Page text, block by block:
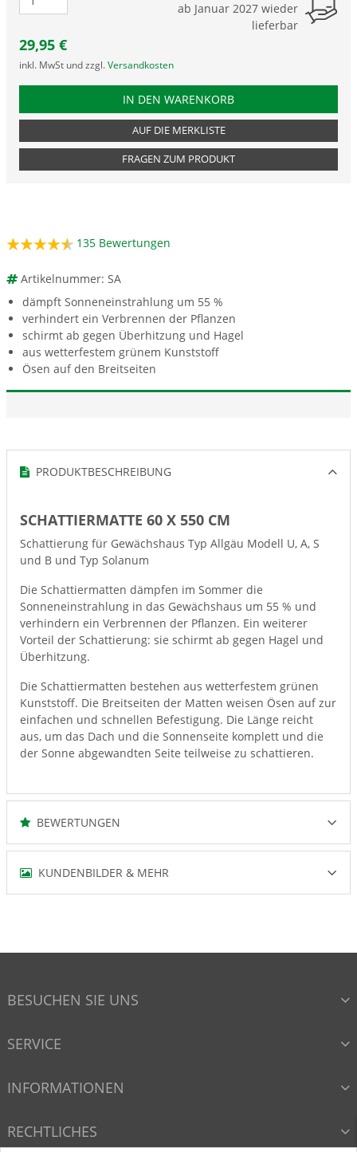
ab Januar 2027 wieder
lieferbar
29,95 €
inkl. MwSt und zzgl. Versandkosten
PRODUKTNUMMER SA
IN DEN WARENKORB
AUF DIE MERKLISTE
FRAGEN ZUM PRODUKT
135 Bewertungen
Artikelnummer: SA
dämpft Sonneneinstrahlung um 55 %
verhindert ein Verbrennen der Pflanzen
schirmt ab gegen Überhitzung und Hagel
aus wetterfestem grünem Kunststoff
Ösen auf den Breitseiten
PRODUKTBESCHREIBUNG
SCHATTIERMATTE 60 X 550 CM
Schattierung für Gewächshaus Typ Allgäu Modell U, A, S
und B und Typ Solanum
Die Schattiermatten dämpfen im Sommer die
Sonneneinstrahlung in das Gewächshaus um 55 % und
verhindern ein Verbrennen der Pflanzen. Ein weiterer
Vorteil der Schattierung: sie schirmt ab gegen Hagel und
Überhitzung.
Die Schattiermatten bestehen aus wetterfestem grünen
Kunststoff. Die Breitseiten der Matten weisen Ösen auf zur
einfachen und schnellen Befestigung. Die Länge reicht
aus, um das Dach und die Sonnenseite komplett und die
der Sonne abgewandten Seite teilweise zu schattieren.
BEWERTUNGEN
KUNDENBILDER & MEHR
BESUCHEN SIE UNS
SERVICE
INFORMATIONEN
RECHTLICHES